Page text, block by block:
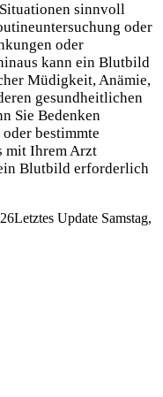
sinnvoll
oder
oder
kann ein Blutbild
Müdigkeit, Anämie,
gesundheitlichen
Sie Bedenken
bestimmte
mit Ihrem Arzt
Blutbild erforderlich
Letztes Update Samstag,